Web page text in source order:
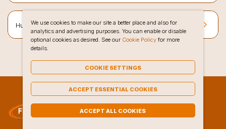
keyboard_arrow_right
Hur bokar jag bohagsflytt hos Flyttlinjeni Strömstad
We use cookies to make our site a better place and also for
analytics and advertising purposes. You can enable or disable
optional cookies as desired. See our Cookie Policyfor more
details.
COOKIE SETTINGS
ACCEPT ESSENTIAL COOKIES
ACCEPT ALL COOKIES